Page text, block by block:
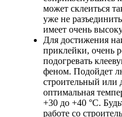
может склеиться
уже не
имеет очень
Для достижения
приклейки, очень
подогревать
феном. Подойдет
строительный или
оптимальная
+30 до +40 °С.
работе со